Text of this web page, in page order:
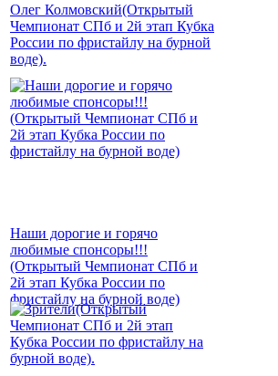
Олег Колмовский(Открытый
Чемпионат СПб и 2й этап Кубка
России по фристайлу на бурной
воде).
Наши дорогие и горячо
любимые спонсоры!!!
(Открытый Чемпионат СПб и
2й этап Кубка России по
фристайлу на бурной воде)